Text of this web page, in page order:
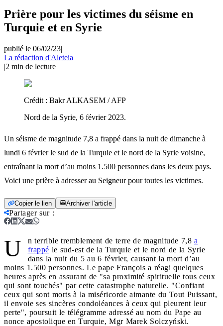
Prière pour les victimes du séisme en
Turquie et en Syrie
publié le 06/02/23|
La rédaction d'Aleteia
|2 min de lecture
Crédit : Bakr ALKASEM / AFP
Nord de la Syrie, 6 février 2023.
Un séisme de magnitude 7,8 a frappé dans la nuit de dimanche à
lundi 6 février le sud de la Turquie et le nord de la Syrie voisine,
entraînant la mort d’au moins 1.500 personnes dans les deux pays.
Voici une prière à adresser au Seigneur pour toutes les victimes.
Copier le lien Archiver l'article
Partager sur:
U n terrible tremblement de terre de magnitude 7,8 a
frappé le sud-est de la Turquie et le nord de la Syrie
dans la nuit du 5 au 6 février, causant la mort d’au
moins 1.500 personnes. Le pape François a réagi quelques
heures après en assurant de "sa proximité spirituelle tous ceux
qui sont touchés" par cette catastrophe naturelle. "Confiant
ceux qui sont morts à la miséricorde aimante du Tout Puissant,
il envoie ses sincères condoléances à ceux qui pleurent leur
perte", poursuit le télégramme adressé au nom du Pape au
nonce apostolique en Turquie, Mgr Marek Solczyński.